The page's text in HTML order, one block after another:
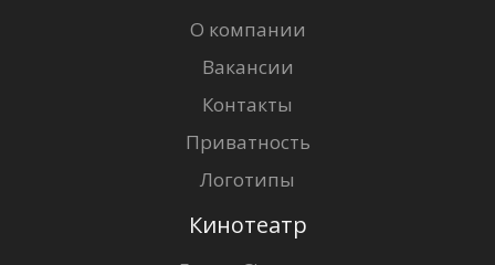
О компании
Вакансии
Контакты
Приватность
Логотипы
Кинотеатр